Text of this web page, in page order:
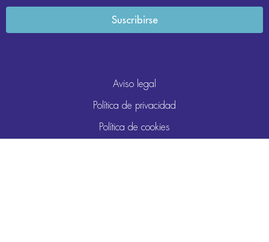
Aviso legal
Política de privacidad
Política de cookies